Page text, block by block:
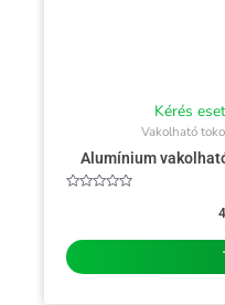
Kérés
Vakolható
Alumínium